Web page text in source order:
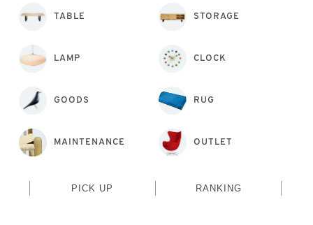
TABLE STORAGE
LAMP CLOCK
GOODS RUG
MAINTENANCE OUTLET
PICK UP RANKING